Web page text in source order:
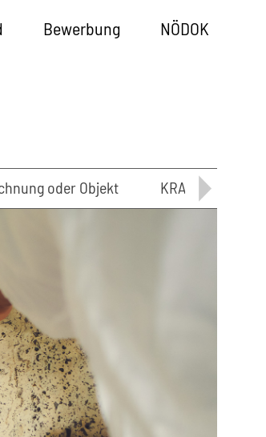
Bewerbung NÖDOK
oder Objekt KRAFT : WERK